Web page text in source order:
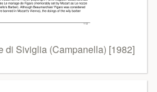
di Siviglia (Campanella) [1982]